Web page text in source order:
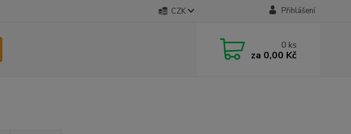
CZK Přihlášení
0 ks
za 0,00 Kč